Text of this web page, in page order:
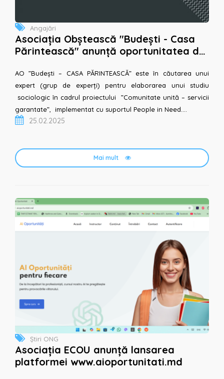
Angajări
Asociația Obștească "Budești - Casa
Părintească" anunță oportunitatea de
domeniul soc...
AO ”Budești – CASA PĂRINTEASCĂ” este în căutarea unui
expert (grup de experți) pentru elaborarea unui studiu
sociologic în cadrul proiectului ”Comunitate unită – servicii
garantate”, implementat cu suportul People in Need....
25.02.2025
Mai mult
Știri ONG
Asociația ECOU anunță lansarea
platformei www.aioportunitati.md